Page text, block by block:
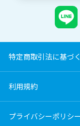
特定商取引法に基づ
利用規約
プライバシーポリシー